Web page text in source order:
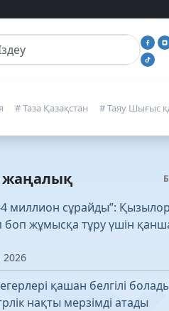
# Таза Қазақстан # Таяу Шығыс
жаңалық
4 миллион сұрайды”:
боп жұмысқа тұру үшін
2026
қашан белгілі
нақты мерзімді атады